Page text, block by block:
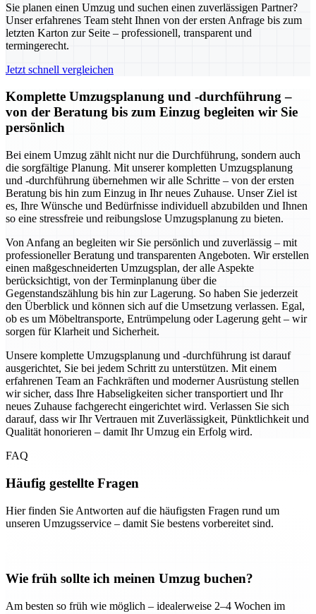
Sie planen einen Umzug und suchen einen zuverlässigen Partner?
Unser erfahrenes Team steht Ihnen von der ersten Anfrage bis zum
letzten Karton zur Seite – professionell, transparent und
termingerecht.
Jetzt schnell vergleichen
Komplette Umzugsplanung und -durchführung –
von der Beratung bis zum Einzug begleiten wir Sie
persönlich
Bei einem Umzug zählt nicht nur die Durchführung, sondern auch
die sorgfältige Planung. Mit unserer kompletten Umzugsplanung
und -durchführung übernehmen wir alle Schritte – von der ersten
Beratung bis hin zum Einzug in Ihr neues Zuhause. Unser Ziel ist
es, Ihre Wünsche und Bedürfnisse individuell abzubilden und Ihnen
so eine stressfreie und reibungslose Umzugsplanung zu bieten.
Von Anfang an begleiten wir Sie persönlich und zuverlässig – mit
professioneller Beratung und transparenten Angeboten. Wir erstellen
einen maßgeschneiderten Umzugsplan, der alle Aspekte
berücksichtigt, von der Terminplanung über die
Gegenstandszählung bis hin zur Lagerung. So haben Sie jederzeit
den Überblick und können sich auf die Umsetzung verlassen. Egal,
ob es um Möbeltransporte, Entrümpelung oder Lagerung geht – wir
sorgen für Klarheit und Sicherheit.
Unsere komplette Umzugsplanung und -durchführung ist darauf
ausgerichtet, Sie bei jedem Schritt zu unterstützen. Mit einem
erfahrenen Team an Fachkräften und moderner Ausrüstung stellen
wir sicher, dass Ihre Habseligkeiten sicher transportiert und Ihr
neues Zuhause fachgerecht eingerichtet wird. Verlassen Sie sich
darauf, dass wir Ihr Vertrauen mit Zuverlässigkeit, Pünktlichkeit und
Qualität honorieren – damit Ihr Umzug ein Erfolg wird.
FAQ
Häufig gestellte Fragen
Hier finden Sie Antworten auf die häufigsten Fragen rund um
unseren Umzugsservice – damit Sie bestens vorbereitet sind.
Wie früh sollte ich meinen Umzug buchen?
Am besten so früh wie möglich – idealerweise 2–4 Wochen im